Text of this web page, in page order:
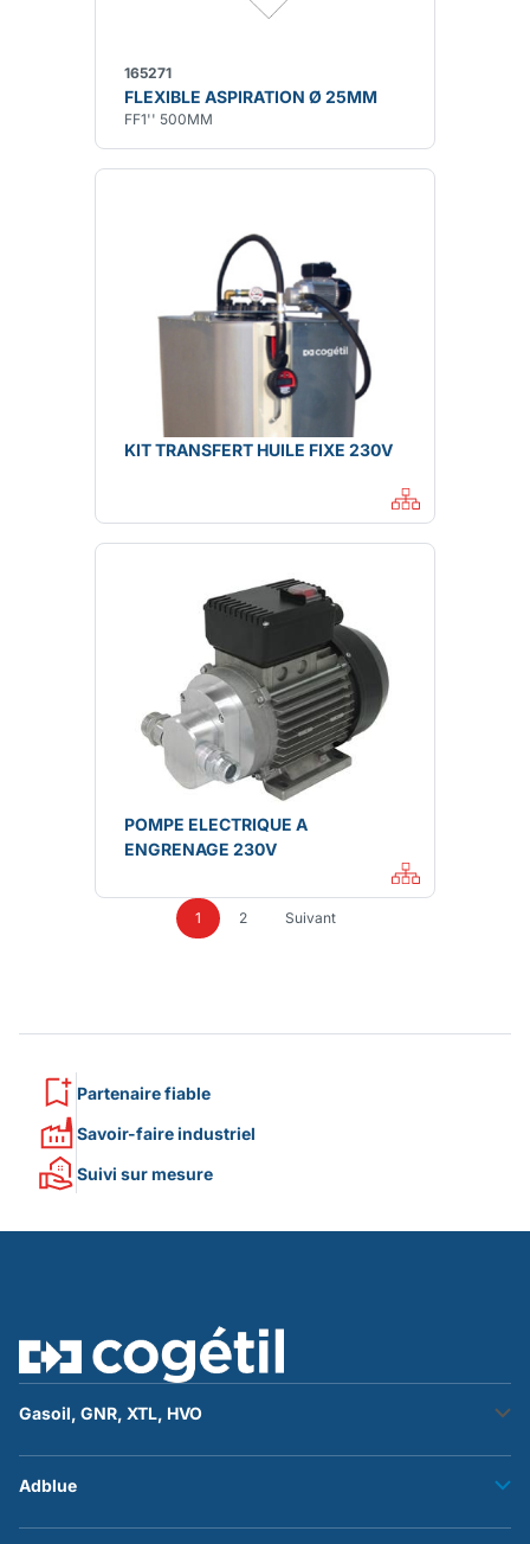
165271
FLEXIBLE ASPIRATION Ø 25MM
FF1'' 500MM
KIT TRANSFERT HUILE FIXE 230V
POMPE ELECTRIQUE A
ENGRENAGE 230V
1 2 Suivant
Partenaire fiable
Savoir-faire industriel
Suivi sur mesure
Gasoil, GNR, XTL, HVO
Transfert fuel
Adblue